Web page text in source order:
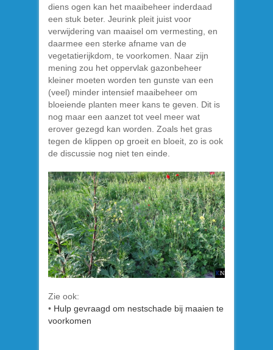
diens ogen kan het maaibeheer inderdaad
een stuk beter. Jeurink pleit juist voor
verwijdering van maaisel om vermesting, en
daarmee een sterke afname van de
vegetatierijkdom, te voorkomen. Naar zijn
mening zou het oppervlak gazonbeheer
kleiner moeten worden ten gunste van een
(veel) minder intensief maaibeheer om
bloeiende planten meer kans te geven. Dit is
nog maar een aanzet tot veel meer wat
erover gezegd kan worden. Zoals het gras
tegen de klippen op groeit en bloeit, zo is ook
de discussie nog niet ten einde.
Zie ook:
• Hulp gevraagd om nestschade bij maaien te
voorkomen